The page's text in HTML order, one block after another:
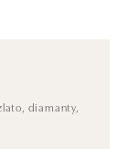
diamanty,